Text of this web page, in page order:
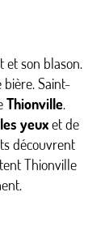
et son blason.
Saint-
Thionville.
yeuxet de
découvrent
Thionville